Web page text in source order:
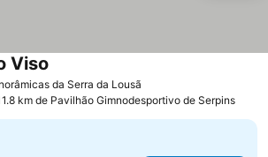
da Serra da Lousã
Viso
km de Pavilhão Gimnodesportivo de Serpins